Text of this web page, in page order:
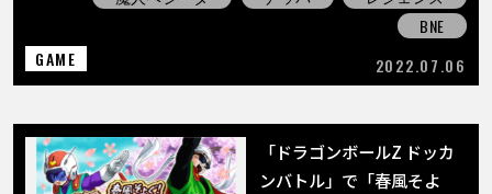
BNE
GAME
2022.07.06
「ドラゴンボールZ ドッカ
ンバトル」で「春風そよ